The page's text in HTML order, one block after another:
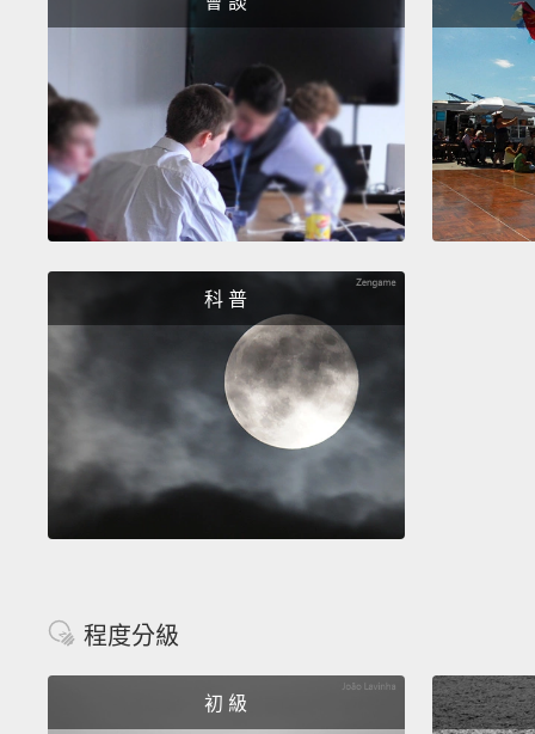
科 普
程度分級
初 級